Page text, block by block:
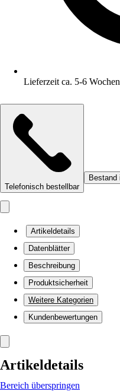
Lieferzeit ca. 5-6 Wochen
Telefonisch bestellbar
Bestand
Artikeldetails
Datenblätter
Beschreibung
Produktsicherheit
Weitere Kategorien
Kundenbewertungen
Artikeldetails
Bereich überspringen